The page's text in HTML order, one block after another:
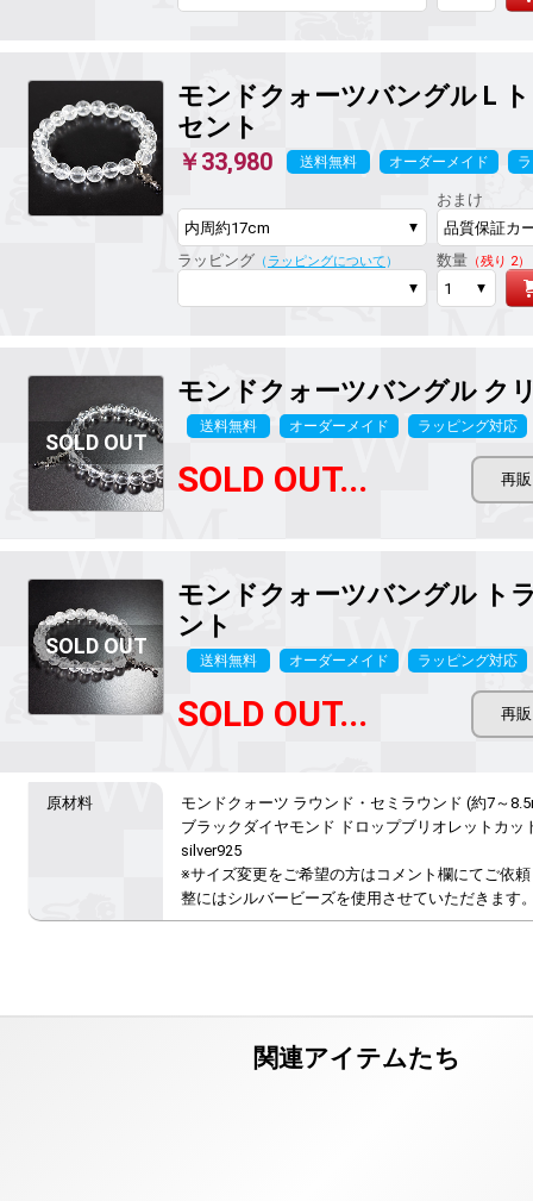
モンドクォーツバングル L
セント
￥33,980 送料無料 オーダーメイド
おまけ
ラッピング （ ラッピングについて ） 数量（残り 2）
モンドクォーツバングル ク
送料無料 オーダーメイド ラッピング対応
SOLD OUT...
モンドクォーツバングル ト
ント
送料無料 オーダーメイド ラッピング対応
SOLD OUT...
モンドクォーツ ラウンド・セミラウンド (約7～
ブラックダイヤモンド ドロップブリオレットカッ
silver925
※サイズ変更をご希望の方はコメント欄にてご依